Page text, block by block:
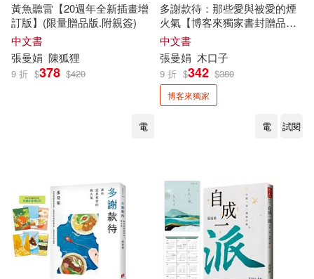
黃魚聽雷【20週年全新插畫增
訂版】(限量贈品版.附親簽)
中文書
張曼娟 陳狐狸
9 折 $378 $420
電
多謝款待：那些愛與被愛的煙
火氣【博客來獨家書封贈品版.
附親簽】
中文書
張曼娟 木口子
9 折 $342 $380
博客來獨家
電 試閱